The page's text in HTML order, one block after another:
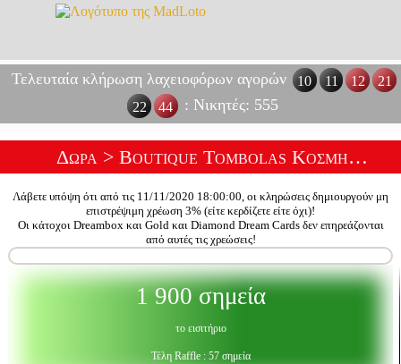
Τελευταία κλήρωση λαχειοφόρων αγορών 10 11 12
21
22
44 : Νικητές: 555
Δώρα > Boutique Tombolas Κοσμήματα
Λάβετε υπόψη ότι από τις 11/11/2020 18:00:00, οι κληρώσεις δημιουργούν μη
επιστρέψιμη χρέωση 3% (είτε κερδίζετε είτε όχι)!
Οι κάτοχοι Dreambox και Gold και Diamond Dream Cards δεν επηρεάζονται
από αυτές τις χρεώσεις!
1 900 σημεία
το εισιτήριο
Τέλη Raffle : 57 σημεία